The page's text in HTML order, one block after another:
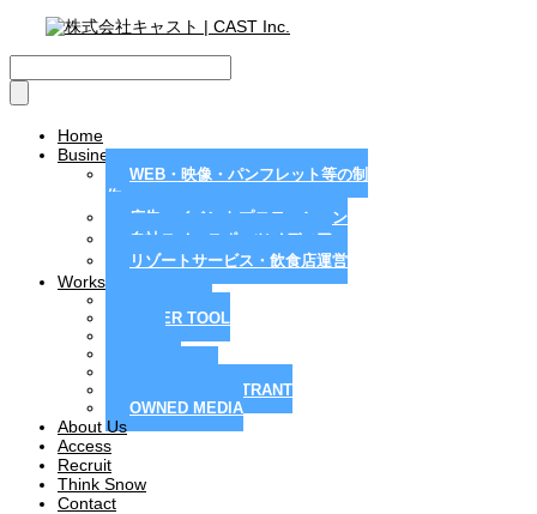
Home
Business
WEB・映像・パンフレット等の制
作
広告・イベントプロモーション
自社スノースポーツメディア
リゾートサービス・飲食店運営
Works
PAPER TOOL
RESORT / RESTRANT
OWNED MEDIA
About Us
Access
Recruit
Think Snow
Contact